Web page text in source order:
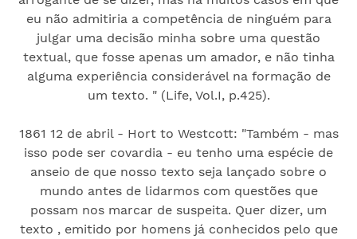
eu não admitiria a competência de ninguém para
julgar uma decisão minha sobre uma questão
textual, que fosse apenas um amador, e não tinha
alguma experiência considerável na formação de
um texto. " (Life, Vol.I, p.425).
1861 12 de abril - Hort to Westcott: "Também - mas
isso pode ser covardia - eu tenho uma espécie de
anseio de que nosso texto seja lançado sobre o
mundo antes de lidarmos com questões que
possam nos marcar de suspeita. Quer dizer, um
texto , emitido por homens já conhecidos pelo que